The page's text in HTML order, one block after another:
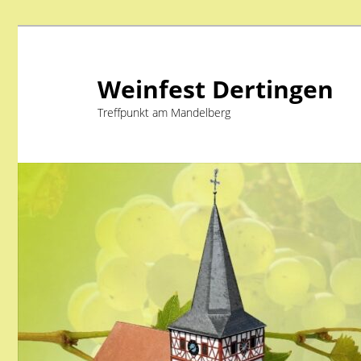
Weinfest Dertingen
Treffpunkt am Mandelberg